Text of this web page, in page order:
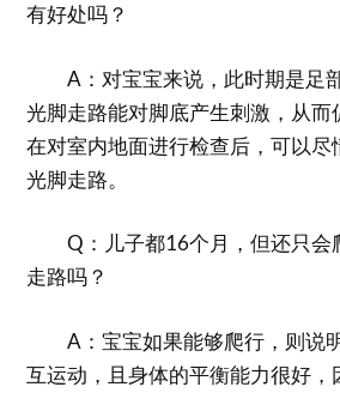
有好处吗？
A：对宝宝来说，此时期是足部
光脚走路能对脚底产生刺激，从而
在对室内地面进行检查后，可以尽
光脚走路。
Q：儿子都16个月，但还只会
走路吗？
A：宝宝如果能够爬行，则说
互运动，且身体的平衡能力很好，